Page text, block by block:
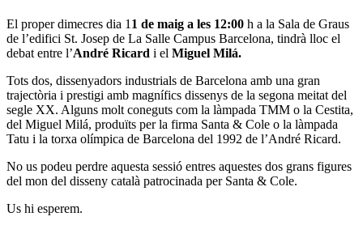
El proper dimecres dia 1 1 de maig a les 12:00 h a la Sala de Graus
de l’edifici St. Josep de La Salle Campus Barcelona, tindrà lloc el
debat entre l’André Ricard i el Miguel Milá.
Tots dos, dissenyadors industrials de Barcelona amb una gran
trajectòria i prestigi amb magnífics dissenys de la segona meitat del
segle XX. Alguns molt coneguts com la làmpada TMM o la Cestita,
del Miguel Milá, produïts per la firma Santa & Cole o la làmpada
Tatu i la torxa olímpica de Barcelona del 1992 de l’André Ricard.
No us podeu perdre aquesta sessió entres aquestes dos grans figures
del mon del disseny català patrocinada per Santa & Cole.
Us hi esperem.